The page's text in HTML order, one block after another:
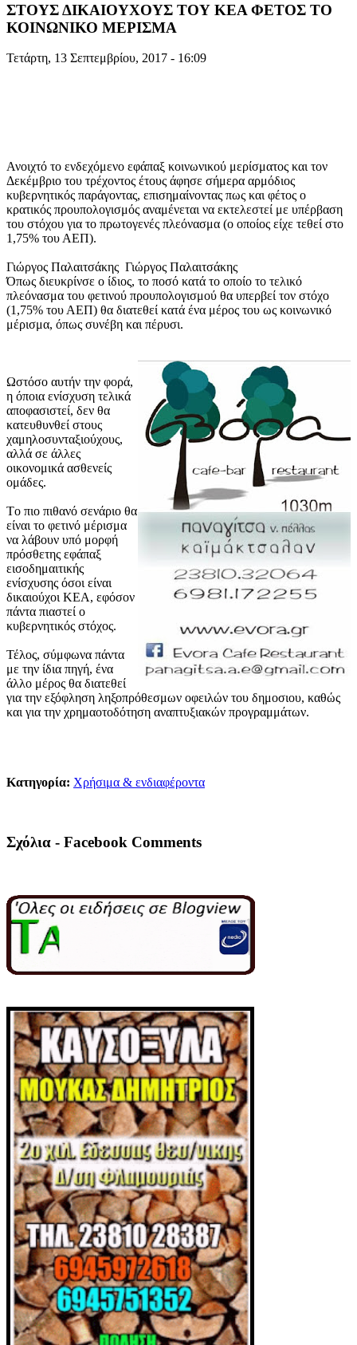
ΣΤΟΥΣ ΔΙΚΑΙΟΥΧΟΥΣ ΤΟΥ ΚΕΑ ΦΕΤΟΣ ΤΟ
ΚΟΙΝΩΝΙΚΟ ΜΕΡΙΣΜΑ
Τετάρτη, 13 Σεπτεμβρίου, 2017 - 16:09
Ανοιχτό το ενδεχόμενο εφάπαξ κοινωνικού μερίσματος και τον
Δεκέμβριο του τρέχοντος έτους άφησε σήμερα αρμόδιος
κυβερνητικός παράγοντας, επισημαίνοντας πως και φέτος ο
κρατικός προυπολογισμός αναμένεται να εκτελεστεί με υπέρβαση
του στόχου για το πρωτογενές πλεόνασμα (ο οποίος είχε τεθεί στο
1,75% του ΑΕΠ).
Γιώργος Παλαιτσάκης Γιώργος Παλαιτσάκης
Όπως διευκρίνσε ο ίδιος, το ποσό κατά το οποίο το τελικό
πλεόνασμα του φετινού προυπολογισμού θα υπερβεί τον στόχο
(1,75% του ΑΕΠ) θα διατεθεί κατά ένα μέρος του ως κοινωνικό
μέρισμα, όπως συνέβη και πέρυσι.
Ωστόσο αυτήν την φορά,
η όποια ενίσχυση τελικά
αποφασιστεί, δεν θα
κατευθυνθεί στους
χαμηλοσυνταξιούχους,
αλλά σε άλλες
οικονομικά ασθενείς
ομάδες.
Tο πιο πιθανό σενάριο θα
είναι το φετινό μέρισμα
να λάβουν υπό μορφή
πρόσθετης εφάπαξ
εισοδημαιτικής
ενίσχυσης όσοι είναι
δικαιούχοι ΚΕΑ, εφόσον
πάντα πιαστεί ο
κυβερνητικός στόχος.
Τέλος, σύμφωνα πάντα
με την ίδια πηγή, ένα
άλλο μέρος θα διατεθεί
για την εξόφληση ληξοπρόθεσμων οφειλών του δημοσιου, καθώς
και για την χρημαοτοδότηση αναπτυξιακών προγραμμάτων.
Κατηγορία: Χρήσιμα & ενδιαφέροντα
Σχόλια - Facebook Comments